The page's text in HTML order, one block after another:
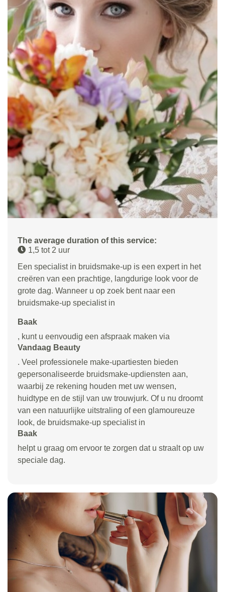
The average duration of this service:
1,5 tot 2 uur
Een specialist in bruidsmake-up is een expert in het
creëren van een prachtige, langdurige look voor de
grote dag. Wanneer u op zoek bent naar een
bruidsmake-up specialist in
Baak
, kunt u eenvoudig een afspraak maken via
Vandaag Beauty
. Veel professionele make-upartiesten bieden
gepersonaliseerde bruidsmake-updiensten aan,
waarbij ze rekening houden met uw wensen,
huidtype en de stijl van uw trouwjurk. Of u nu droomt
van een natuurlijke uitstraling of een glamoureuze
look, de bruidsmake-up specialist in
Baak
helpt u graag om ervoor te zorgen dat u straalt op uw
speciale dag.